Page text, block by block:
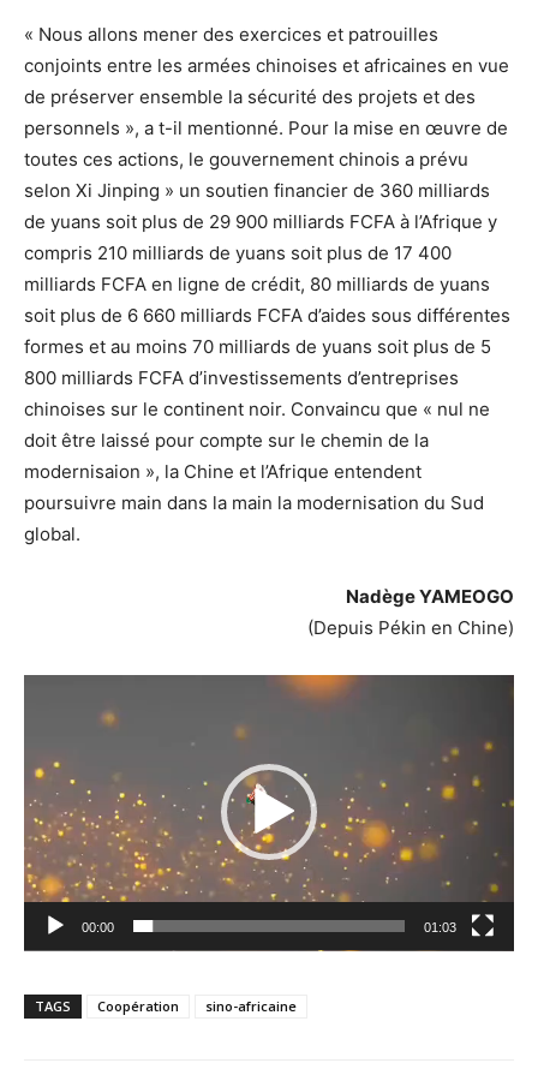
« Nous allons mener des exercices et patrouilles
conjoints entre les armées chinoises et africaines en vue
de préserver ensemble la sécurité des projets et des
personnels », a t-il mentionné. Pour la mise en œuvre de
toutes ces actions, le gouvernement chinois a prévu
selon Xi Jinping » un soutien financier de 360 milliards
de yuans soit plus de 29 900 milliards FCFA à l’Afrique y
compris 210 milliards de yuans soit plus de 17 400
milliards FCFA en ligne de crédit, 80 milliards de yuans
soit plus de 6 660 milliards FCFA d’aides sous différentes
formes et au moins 70 milliards de yuans soit plus de 5
800 milliards FCFA d’investissements d’entreprises
chinoises sur le continent noir. Convaincu que « nul ne
doit être laissé pour compte sur le chemin de la
modernisaion », la Chine et l’Afrique entendent
poursuivre main dans la main la modernisation du Sud
global.
Nadège YAMEOGO
(Depuis Pékin en Chine)
Lecteur
00:00 01:03
TAGS Coopération sino-africaine